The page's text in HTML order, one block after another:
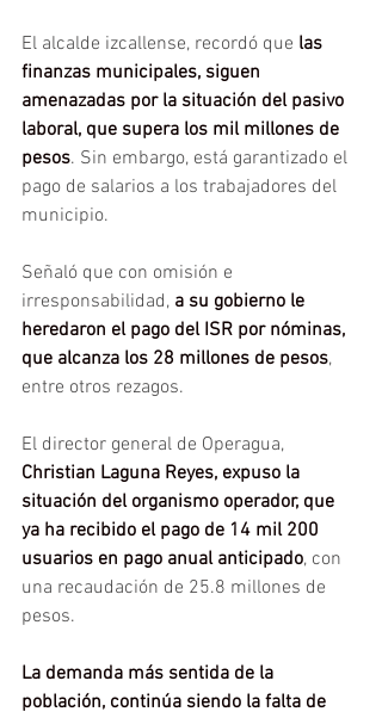
El alcalde izcallense, recordó que las
finanzas municipales, siguen
amenazadas por la situación del pasivo
laboral, que supera los mil millones de
pesos. Sin embargo, está garantizado el
pago de salarios a los trabajadores del
municipio.
Señaló que con omisión e
irresponsabilidad, a su gobierno le
heredaron el pago del ISR por nóminas,
que alcanza los 28 millones de pesos,
entre otros rezagos.
El director general de Operagua,
Christian Laguna Reyes, expuso la
situación del organismo operador, que
ya ha recibido el pago de 14 mil 200
usuarios en pago anual anticipado, con
una recaudación de 25.8 millones de
pesos.
La demanda más sentida de la
población, continúa siendo la falta de